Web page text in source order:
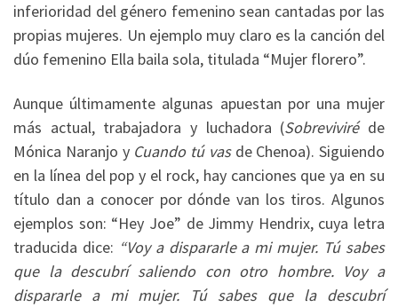
inferioridad del género femenino sean cantadas por las
propias mujeres. Un ejemplo muy claro es la canción del
dúo femenino Ella baila sola, titulada “Mujer florero”.
Aunque últimamente algunas apuestan por una mujer
más actual, trabajadora y luchadora (Sobreviviréde
Mónica Naranjo y Cuando tú vasde Chenoa). Siguiendo
en la línea del pop y el rock, hay canciones que ya en su
título dan a conocer por dónde van los tiros. Algunos
ejemplos son: “Hey Joe” de Jimmy Hendrix, cuya letra
traducida dice: “Voy a dispararle a mi mujer. Tú sabes
que la descubrí saliendo con otro hombre. Voy a
dispararle a mi mujer. Tú sabes que la descubrí